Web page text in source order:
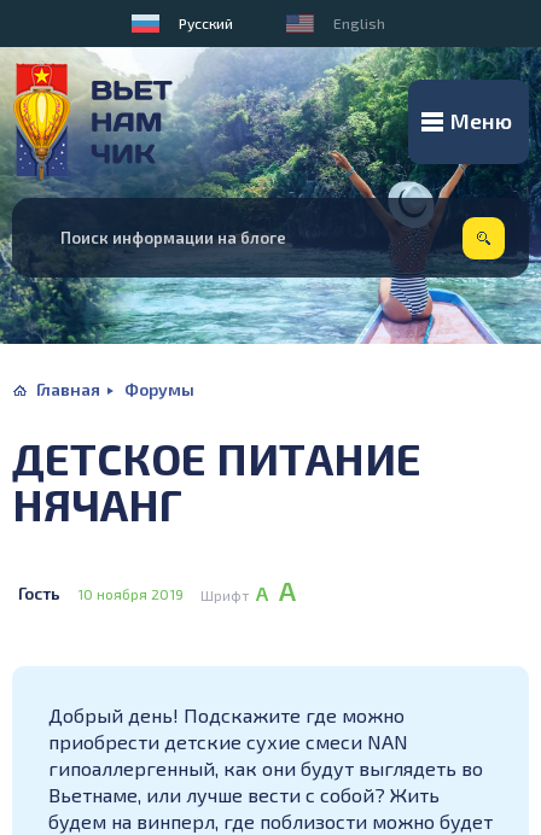
Русский English
Меню
Главная Форумы
ДЕТСКОЕ ПИТАНИЕ
НЯЧАНГ
Гость 10 ноября 2019 Шрифт А А
Добрый день! Подскажите где можно
приобрести детские сухие смеси NAN
гипоаллергенный, как они будут выглядеть во
Вьетнаме, или лучше вести с собой? Жить
будем на винперл, где поблизости можно будет